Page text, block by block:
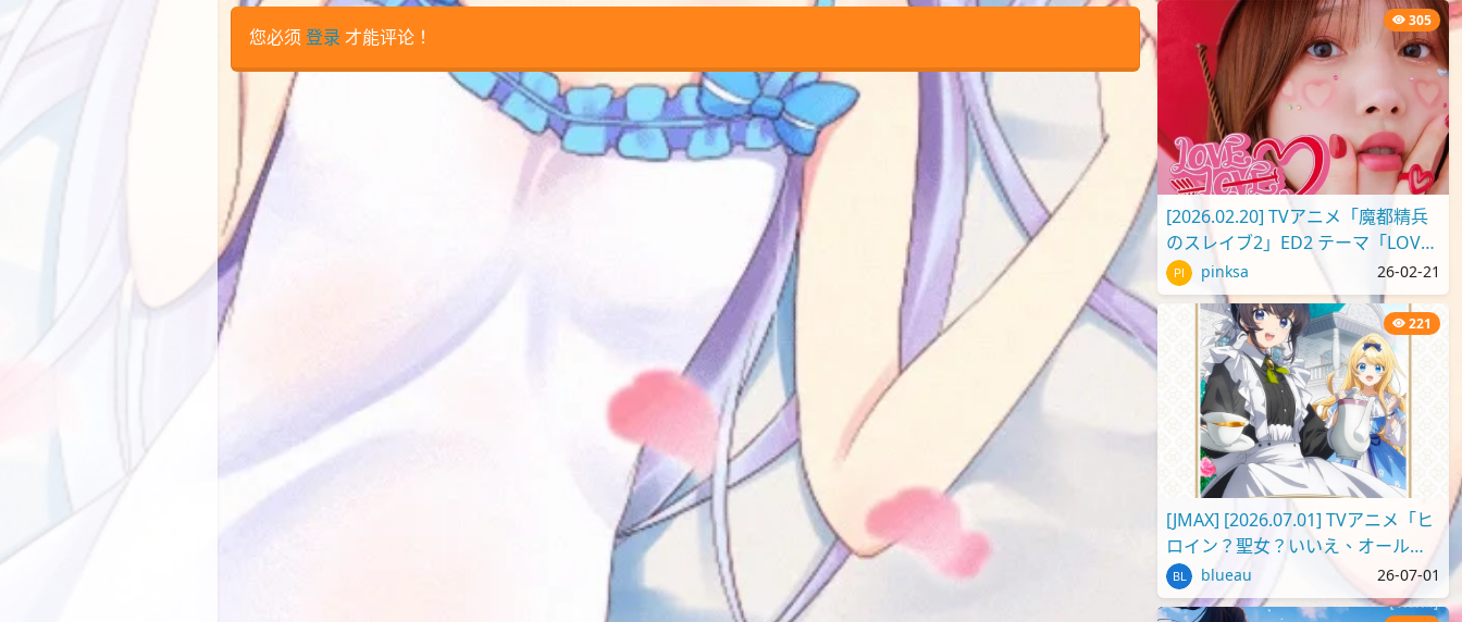
您必须 登录 才能评论！
305
[2026.02.20] TVアニメ「魔都精兵
のスレイブ2」ED2 テーマ「LOVE
LOVE ビーム」／内田真礼 [FLAC
96kHz/2..
pinksa 26-02-21
221
[JMAX] [2026.07.01] TVアニメ「ヒ
ロイン？聖女？いいえ、オールワ
ークスメイドです（誇）！」OPテ
ーマ「..
blueau 26-07-01